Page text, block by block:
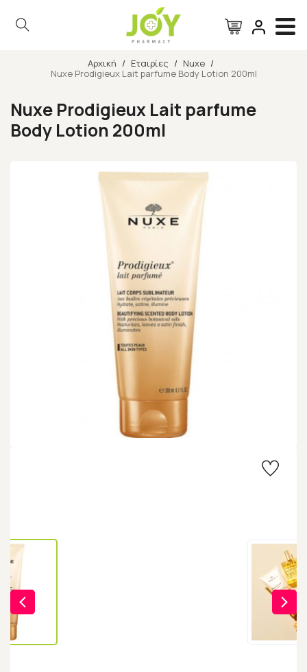
Αναζήτηση
Αρχική / Εταιρίες / Nuxe /
Nuxe Prodigieux Lait parfume Body Lotion 200ml
Nuxe Prodigieux Lait parfume
Body Lotion 200ml